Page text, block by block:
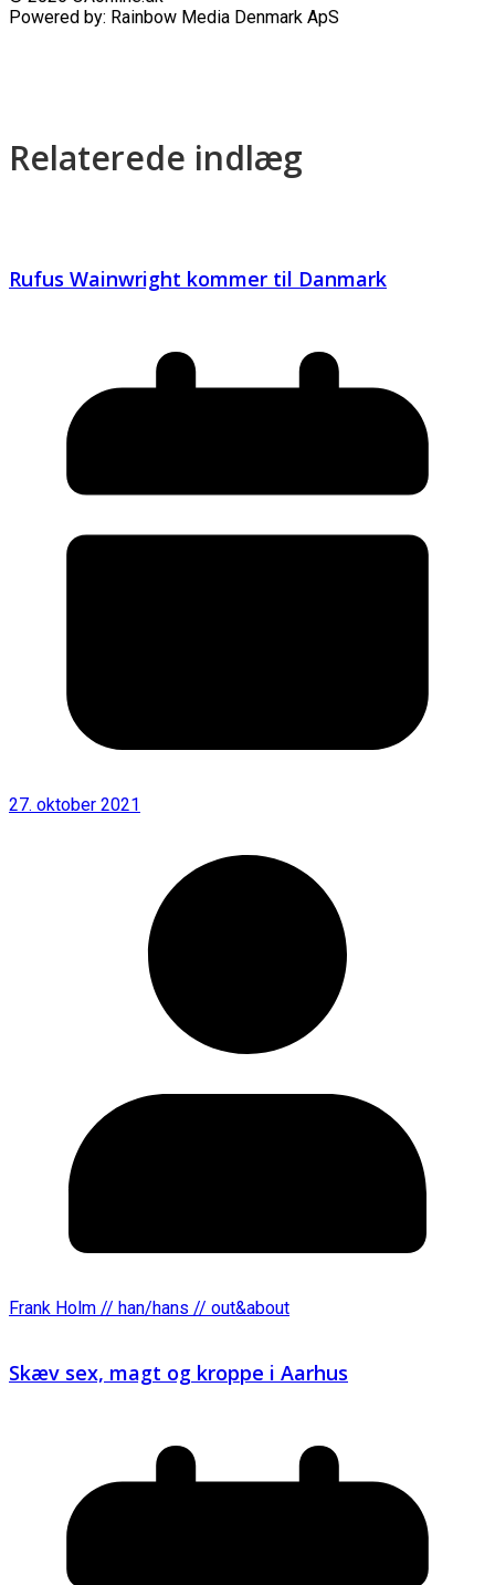
Powered by: Rainbow Media Denmark ApS
Relaterede indlæg
Rufus Wainwright kommer til Danmark
27. oktober 2021
Frank Holm // han/hans // out&about
Skæv sex, magt og kroppe i Aarhus